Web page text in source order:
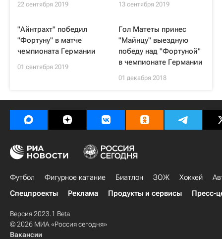
22 сентября 2019 13 сентября 2019
"Айнтрахт" победил
"Фортуну" в матче
чемпионата Германии
01 сентября 2019
Гол Матеты принес
"Майнцу" выездную
победу над "Фортуной"
в чемпионате Германии
01 декабря 2018
Футбол Фигурное катание Биатлон ЗОЖ Хоккей
Спецпроекты
Реклама Продукты и сервисы Пресс-
Версия 2023.1 Beta
© 2026 МИА «Россия сегодня»
Вакансии